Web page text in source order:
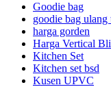
Goodie bag
goodie bag ulang
harga gorden
Harga Vertical
Kitchen Set
Kitchen set bsd
Kusen UPVC